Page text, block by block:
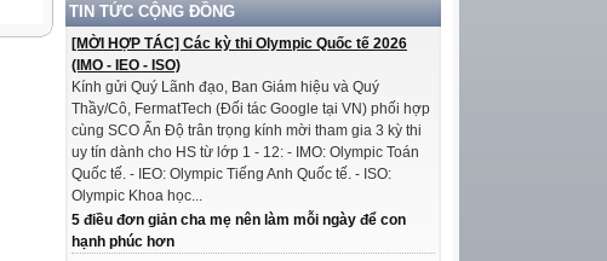
TIN TỨC CỘNG ĐỒNG
[MỜI HỢP TÁC] Các kỳ thi Olympic Quốc tế 2026
(IMO - IEO - ISO)
Kính gửi Quý Lãnh đạo, Ban Giám hiệu và Quý
Thầy/Cô, FermatTech (Đối tác Google tại VN) phối hợp
cùng SCO Ấn Độ trân trọng kính mời tham gia 3 kỳ thi
uy tín dành cho HS từ lớp 1 - 12: - IMO: Olympic Toán
Quốc tế. - IEO: Olympic Tiếng Anh Quốc tế. - ISO:
Olympic Khoa học...
5 điều đơn giản cha mẹ nên làm mỗi ngày để con
hạnh phúc hơn